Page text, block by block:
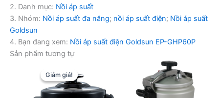
2. Danh mục: Nồi áp suất
3. Nhóm: Nồi áp suất đa năng; nồi áp suất điện; Nồi áp suất
Goldsun
4. Bạn đang xem: Nồi áp suất điện Goldsun EP-GHP60P
Sản phẩm tương tự
Giảm giá!
Giảm giá!